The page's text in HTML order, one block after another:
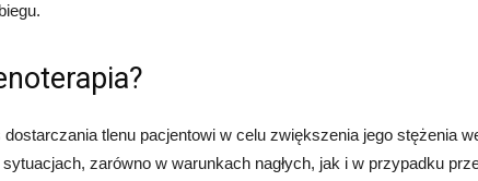
dostarczania tlenu pacjentowi w celu zwiększenia jego stężenia
zarówno w warunkach nagłych, jak i w przypadku